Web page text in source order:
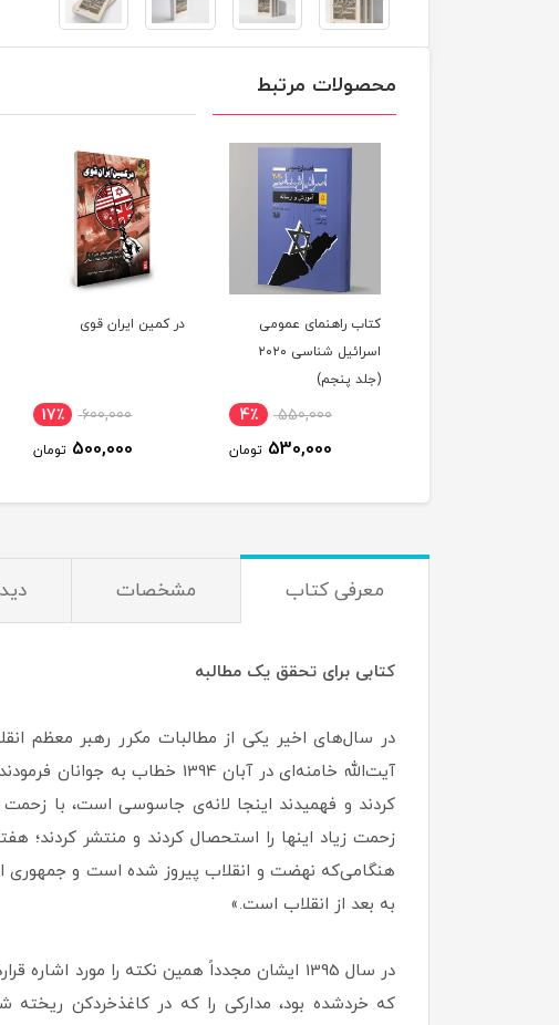
محصولات مرتبط
در کمین ایران قوی
600,000 17٪
500,000 تومان
راهنمای عمومی
420,000 تومان
معرفی کتاب مشخصات
کتابی برای تحقق یک مطالبه
در سال‌های اخیر یکی از مطالبات مکرر رهبر معظم
آیت‌الله خامنه‌ای در آبان
کردند و فهمیدند اینجا لانه‌ی جاسوسی است، با زحمت
زحمت زیاد اینها را استحصال کردند و منتشر
هنگامی‌که نهضت و انقلاب پیروز شده است و جمهوری
به بعد از انقلاب است.»
در سال 1395 ایشان مجدداً همین نکته را مورد
که خردشده بود، مدارکی را که در کاغذخردکن